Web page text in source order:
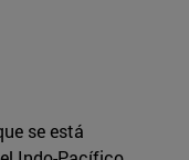
se está